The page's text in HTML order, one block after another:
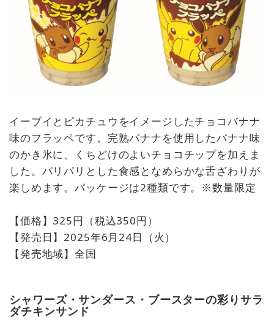
イーブイとピカチュウをイメージしたチョコバナナ
味のフラッペです。完熟バナナを使用したバナナ味
のかき氷に、くちどけのよいチョコチップを加えま
した。パリパリとした食感となめらかな舌ざわりが
楽しめます。パッケージは2種類です。※数量限定
【価格】325円（税込350円）
【発売日】2025年6月24日（火）
【発売地域】全国
シャワーズ・サンダース・ブースターの彩りサラ
ダチキンサンド